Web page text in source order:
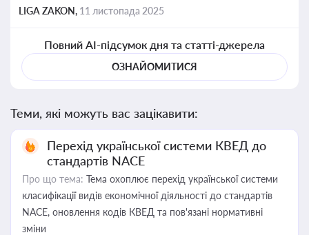
LIGA ZAKON, 11 листопада 2025
Повний AI-підсумок дня та статті-джерела
ОЗНАЙОМИТИСЯ
Теми, які можуть вас зацікавити:
Перехід української системи КВЕД до
стандартів NACE
Про що тема: Тема охоплює перехід української системи
класифікації видів економічної діяльності до стандартів
NACE, оновлення кодів КВЕД та пов'язані нормативні
зміни